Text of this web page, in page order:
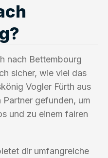
nach Bettembourg
sicher, wie viel das
Vogler Fürth aus
Partner gefunden, um
und zu einem fairen
dir umfangreiche